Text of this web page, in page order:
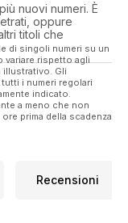
nuovi numeri. È
oppure
titoli che
di singoli numeri su un
variare rispetto agli
Gli
i numeri regolari
indicato.
a meno che non
prima della scadenza
Recensioni